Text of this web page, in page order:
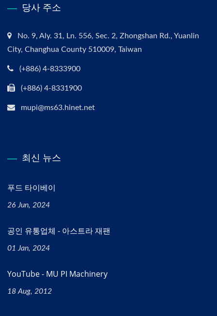
당사 주소
No. 9, Aly. 31, Ln. 556, Sec. 2, Zhongshan Rd., Yuanlin
City, Changhua County 510009, Taiwan
(+886) 4-8333900
(+886) 4-8331900
mupi@ms63.hinet.net
최신 뉴스
푸드 타이베이
26 Jun, 2024
공인 유통업체 - 아스트라 재팬
01 Jan, 2024
YouTube - MU PI Machinery
18 Aug, 2012